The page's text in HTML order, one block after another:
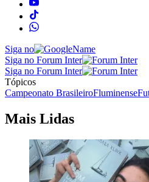
Siga no
Siga no Forum Inter
Siga no Forum Inter
Tópicos
Campeonato BrasileiroFluminense
Mais Lidas